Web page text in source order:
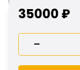
35000 ₽
-